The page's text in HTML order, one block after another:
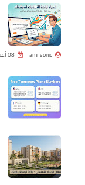
amr sonic 08 أغسطس 2026